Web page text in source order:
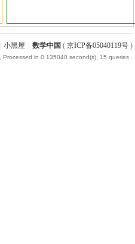
小黑屋 数学中国 ( 京ICP备05040119号)
, Processed in 0.135040 second(s), 15 queries .